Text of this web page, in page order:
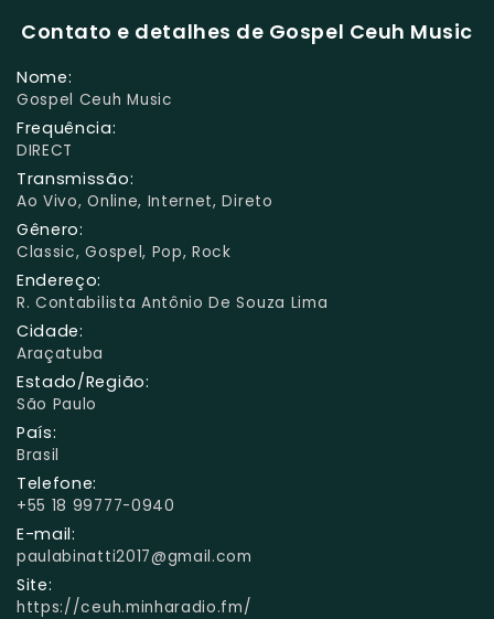
Contato e detalhes de Gospel Ceuh Music
Nome:
Gospel Ceuh Music
Frequência:
DIRECT
Transmissão:
Ao Vivo, Online, Internet, Direto
Gênero:
Classic, Gospel, Pop, Rock
Endereço:
R. Contabilista Antônio De Souza Lima
Cidade:
Araçatuba
Estado/Região:
São Paulo
País:
Brasil
Telefone:
+55 18 99777-0940
E-mail:
paulabinatti2017@gmail.com
Site:
https://ceuh.minharadio.fm/